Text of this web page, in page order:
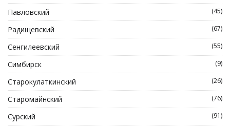
Павловский (45)
Радищевский (67)
Сенгилеевский (55)
Симбирск (9)
Старокулаткинский (26)
Старомайнский (76)
Сурский (91)